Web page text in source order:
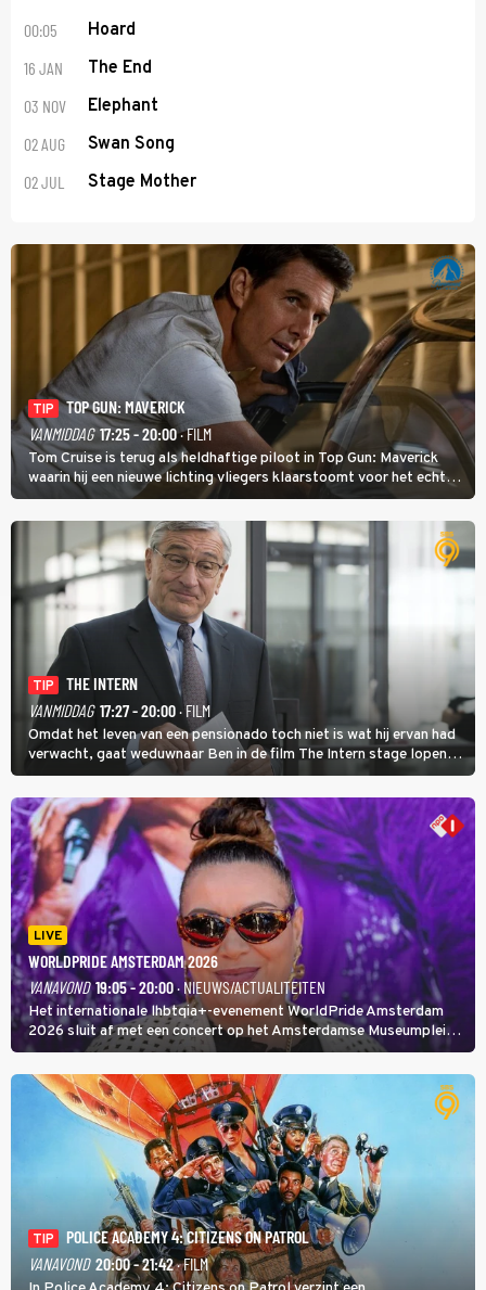
00:05 Hoard
16 JAN The End
03 NOV Elephant
02 AUG Swan Song
02 JUL Stage Mother
TIP
TOP GUN: MAVERICK
VANMIDDAG 17:25 - 20:00· FILM
Tom Cruise is terug als heldhaftige piloot in Top Gun: Maverick
waarin hij een nieuwe lichting vliegers klaarstoomt voor het echte
werk.
TIP
THE INTERN
VANMIDDAG 17:27 - 20:00· FILM
Omdat het leven van een pensionado toch niet is wat hij ervan had
verwacht, gaat weduwnaar Ben in de film The Intern stage lopen
bij de hippe webwinkel van Jules, wat een gouden zet blijkt te zijn.
LIVE
WORLDPRIDE AMSTERDAM 2026
VANAVOND 19:05 - 20:00· NIEUWS/ACTUALITEITEN
Het internationale lhbtqia+-evenement WorldPride Amsterdam
2026 sluit af met een concert op het Amsterdamse Museumplein.
Anita Doth is een van de optredende artiesten. In de jaren 90
veroverde ze de wereld als zangeres van 2Unlimited.
TIP
POLICE ACADEMY 4: CITIZENS ON PATROL
VANAVOND 20:00 - 21:42· FILM